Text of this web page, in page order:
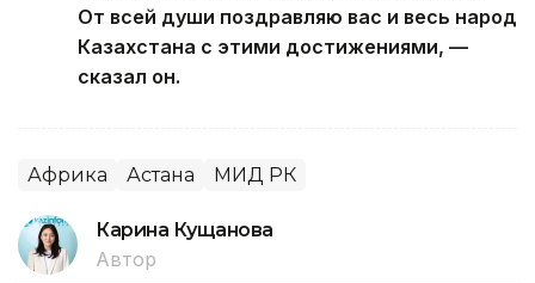
От всей души поздравляю вас и весь народ
Казахстана с этими достижениями, —
сказал он.
Африка Астана МИД РК
Карина Кущанова
Автор